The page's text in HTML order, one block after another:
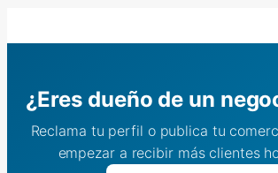
¿Eres dueño de un
Reclama tu perfil o publica tu
empezar a recibir más clientes